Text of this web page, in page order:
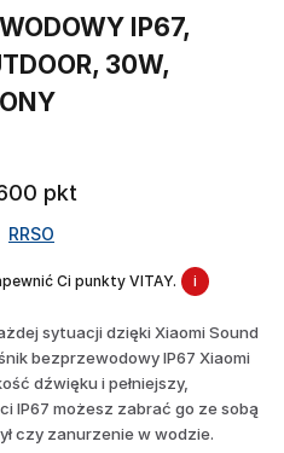
IP67,
30W,
pkt
RRSO
Ci punkty VITAY. i
sytuacji dzięki Xiaomi Sound
bezprzewodowy IP67 Xiaomi
dźwięku i pełniejszy,
IP67 możesz zabrać go ze sobą
czy zanurzenie w wodzie.